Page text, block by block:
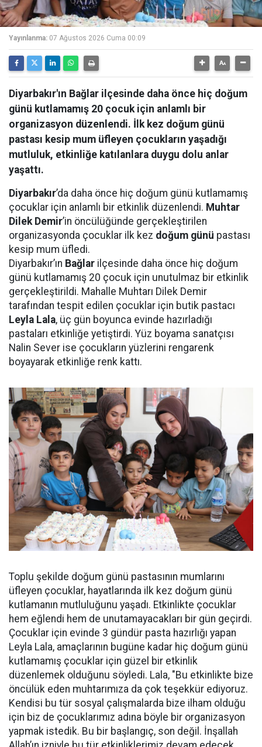
Yayınlanma: 07 Ağustos 2026 Cuma 00:09
Diyarbakır'ın Bağlar ilçesinde daha önce hiç doğum
günü kutlamamış 20 çocuk için anlamlı bir
organizasyon düzenlendi. İlk kez doğum günü
pastası kesip mum üfleyen çocukların yaşadığı
mutluluk, etkinliğe katılanlara duygu dolu anlar
yaşattı.
Diyarbakır’da daha önce hiç doğum günü kutlamamış
çocuklar için anlamlı bir etkinlik düzenlendi. Muhtar
Dilek Demir’in öncülüğünde gerçekleştirilen
organizasyonda çocuklar ilk kez doğum günü pastası
kesip mum üfledi.
Diyarbakır’ın Bağlar ilçesinde daha önce hiç doğum
günü kutlamamış 20 çocuk için unutulmaz bir etkinlik
gerçekleştirildi. Mahalle Muhtarı Dilek Demir
tarafından tespit edilen çocuklar için butik pastacı
Leyla Lala, üç gün boyunca evinde hazırladığı
pastaları etkinliğe yetiştirdi. Yüz boyama sanatçısı
Nalin Sever ise çocukların yüzlerini rengarenk
boyayarak etkinliğe renk kattı.
Toplu şekilde doğum günü pastasının mumlarını
üfleyen çocuklar, hayatlarında ilk kez doğum günü
kutlamanın mutluluğunu yaşadı. Etkinlikte çocuklar
hem eğlendi hem de unutamayacakları bir gün geçirdi.
Çocuklar için evinde 3 gündür pasta hazırlığı yapan
Leyla Lala, amaçlarının bugüne kadar hiç doğum günü
kutlamamış çocuklar için güzel bir etkinlik
düzenlemek olduğunu söyledi. Lala, "Bu etkinlikte bize
öncülük eden muhtarımıza da çok teşekkür ediyoruz.
Kendisi bu tür sosyal çalışmalarda bize ilham olduğu
için biz de çocuklarımız adına böyle bir organizasyon
yapmak istedik. Bu bir başlangıç, son değil. İnşallah